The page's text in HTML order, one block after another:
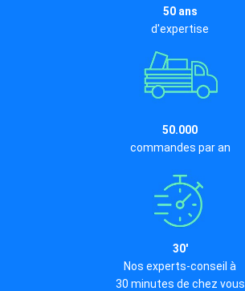
50 ans
d'expertise
50.000
commandes par an
30'
Nos experts-conseil à
30 minutes de chez vous